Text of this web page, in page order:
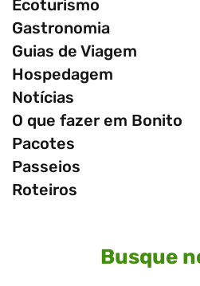
Ecoturismo
Gastronomia
Guias de Viagem
Hospedagem
Notícias
O que fazer em Bonito
Pacotes
Passeios
Roteiros
Busque